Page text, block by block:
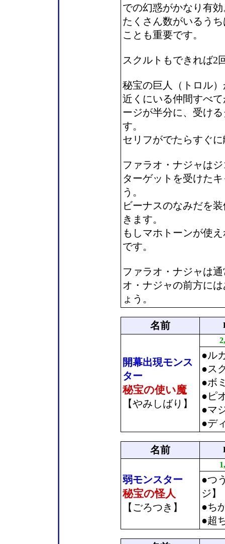
での幻惑がかなり有効
たくさん数がいるう
ことも重要です。
スクルトもできれば2
秘宝の巨人（トロル
近くにいる仲間すべ
ージが半分に、受け
す。
セリフがでたらすぐ
ファラオ・ナジャは
ターゲットを受けた
う。
ビーナスのなみだを
きます。
もしマホトーンが使
です。
ファラオ・ナジャは
オ・ナジャの前方に
ょう。
名前
開幕出現モンス
ター
秘宝の使い魔
【やみしばり】
●ル
●ス
●ボ
●ピ
●マ
●デ
名前
弱モンスター
秘宝の怪人
【ごろつき】
●つ
ジ】
●ち
●超